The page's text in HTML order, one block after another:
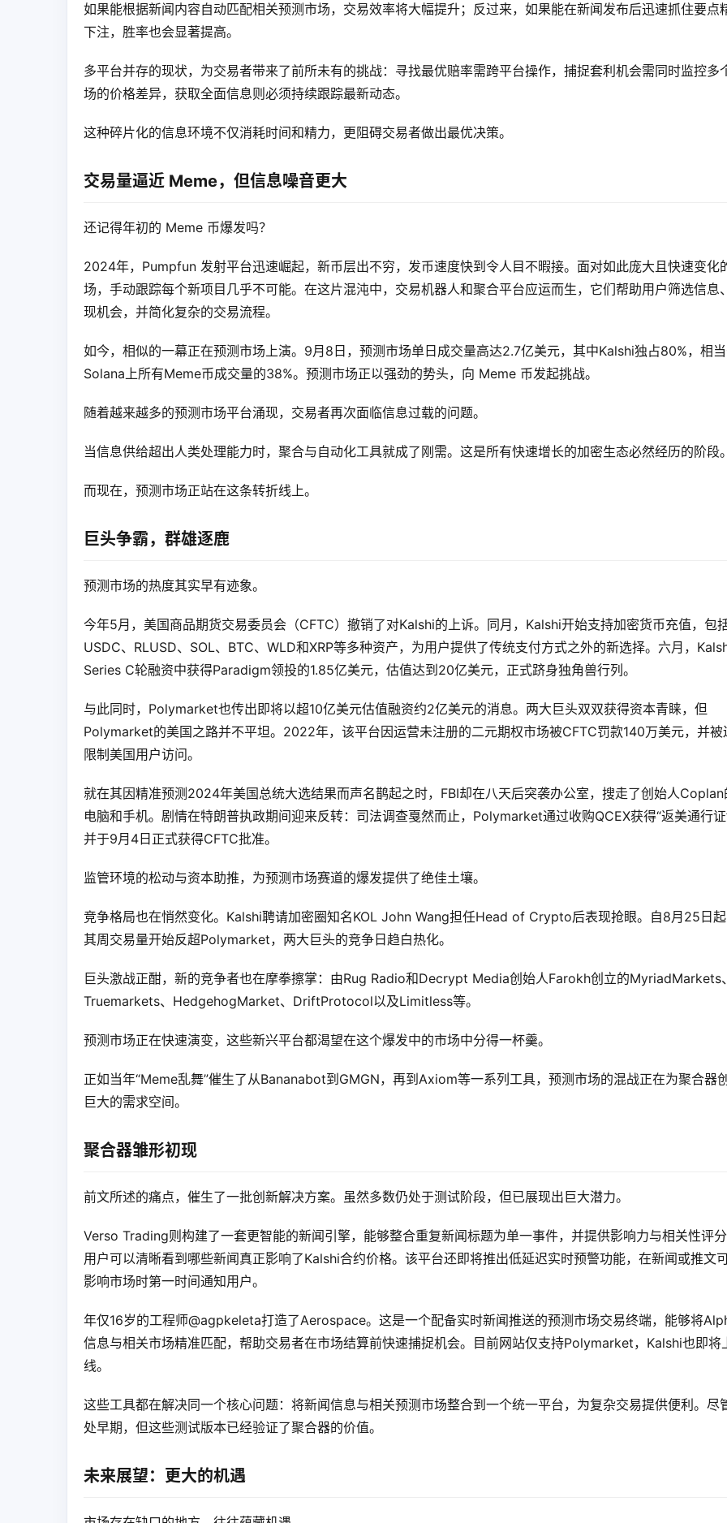
如果能根据新闻内容自动匹配相关预测市场，交易效率将大幅提升；反过来，如果能在新闻发布后迅速抓住要点
下注，胜率也会显著提高。
多平台并存的现状，为交易者带来了前所未有的挑战：寻找最优赔率需跨平台操作，捕捉套利机会需同时监控多
场的价格差异，获取全面信息则必须持续跟踪最新动态。
这种碎片化的信息环境不仅消耗时间和精力，更阻碍交易者做出最优决策。
交易量逼近 Meme，但信息噪音更大
还记得年初的 Meme 币爆发吗？
2024年，Pumpfun 发射平台迅速崛起，新币层出不穷，发币速度快到令人目不暇接。面对如此庞大且快速变化
场，手动跟踪每个新项目几乎不可能。在这片混沌中，交易机器人和聚合平台应运而生，它们帮助用户筛选信息
现机会，并简化复杂的交易流程。
如今，相似的一幕正在预测市场上演。9月8日，预测市场单日成交量高达2.7亿美元，其中Kalshi独占80%，相
Solana上所有Meme币成交量的38%。预测市场正以强劲的势头，向 Meme 币发起挑战。
随着越来越多的预测市场平台涌现，交易者再次面临信息过载的问题。
当信息供给超出人类处理能力时，聚合与自动化工具就成了刚需。这是所有快速增长的加密生态必然经历的阶段。
而现在，预测市场正站在这条转折线上。
巨头争霸，群雄逐鹿
预测市场的热度其实早有迹象。
今年5月，美国商品期货交易委员会（CFTC）撤销了对Kalshi的上诉。同月，Kalshi开始支持加密货币充值，包
USDC、RLUSD、SOL、BTC、WLD和XRP等多种资产，为用户提供了传统支付方式之外的新选择。六月，
Series C轮融资中获得Paradigm领投的1.85亿美元，估值达到20亿美元，正式跻身独角兽行列。
与此同时，Polymarket也传出即将以超10亿美元估值融资约2亿美元的消息。两大巨头双双获得资本青睐，但
Polymarket的美国之路并不平坦。2022年，该平台因运营未注册的二元期权市场被CFTC罚款140万美元，并被
限制美国用户访问。
就在其因精准预测2024年美国总统大选结果而声名鹊起之时，FBI却在八天后突袭办公室，搜走了创始人Coplan
电脑和手机。剧情在特朗普执政期间迎来反转：司法调查戛然而止，Polymarket通过收购QCEX获得“返美通行证”
并于9月4日正式获得CFTC批准。
监管环境的松动与资本助推，为预测市场赛道的爆发提供了绝佳土壤。
竞争格局也在悄然变化。Kalshi聘请加密圈知名KOL John Wang担任Head of Crypto后表现抢眼。自8月25日起
其周交易量开始反超Polymarket，两大巨头的竞争日趋白热化。
巨头激战正酣，新的竞争者也在摩拳擦掌：由Rug Radio和Decrypt Media创始人Farokh创立的MyriadMarkets、
Truemarkets、HedgehogMarket、DriftProtocol以及Limitless等。
预测市场正在快速演变，这些新兴平台都渴望在这个爆发中的市场中分得一杯羹。
正如当年“Meme乱舞”催生了从Bananabot到GMGN，再到Axiom等一系列工具，预测市场的混战正在为聚合器
巨大的需求空间。
聚合器雏形初现
前文所述的痛点，催生了一批创新解决方案。虽然多数仍处于测试阶段，但已展现出巨大潜力。
Verso Trading则构建了一套更智能的新闻引擎，能够整合重复新闻标题为单一事件，并提供影响力与相关性评分
用户可以清晰看到哪些新闻真正影响了Kalshi合约价格。该平台还即将推出低延迟实时预警功能，在新闻或推文
影响市场时第一时间通知用户。
年仅16岁的工程师@agpkeleta打造了Aerospace。这是一个配备实时新闻推送的预测市场交易终端，能够将
信息与相关市场精准匹配，帮助交易者在市场结算前快速捕捉机会。目前网站仅支持Polymarket，Kalshi也即将
线。
这些工具都在解决同一个核心问题：将新闻信息与相关预测市场整合到一个统一平台，为复杂交易提供便利。尽
处早期，但这些测试版本已经验证了聚合器的价值。
未来展望：更大的机遇